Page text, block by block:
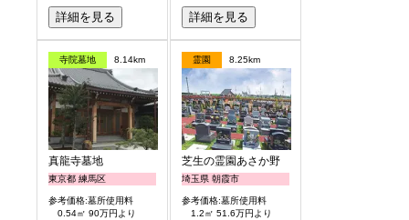
詳細を見る 詳細を見る
寺院墓地 8.14km
真龍寺墓地
東京都 練馬区
参考価格:墓所使用料
0.54㎡ 90万円より
霊園 8.25km
芝生の霊園あさか野
埼玉県 朝霞市
参考価格:墓所使用料
1.2㎡ 51.6万円より